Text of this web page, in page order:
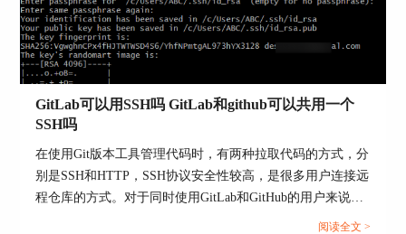
通过Gitlab CI，开发团队能够在代码提交
（commit）或合并请求（merge request）时自动触
发流水线，快速验证代码质量，避免系统bug出现
在生产环境中，从而实现敏捷开发与持续交付的目
的。
知道Gitlab CI的定义和特点后，下面我就为大家介
绍一下Gitlab-CI/CD自动化部署的流程。帮助大家
GitLab可以用SSH吗 GitLab和github可以共用一个
SSH吗
在使用Git版本工具管理代码时，有两种拉取代码的方式，分
别是SSH和HTTP，SSH协议安全性较高，是很多用户连接远
程仓库的方式。对于同时使用GitLab和GitHub的用户来说，
能不能二者共用一个SSH呢？本文将为大家介绍GitLab可以
阅读全文 >